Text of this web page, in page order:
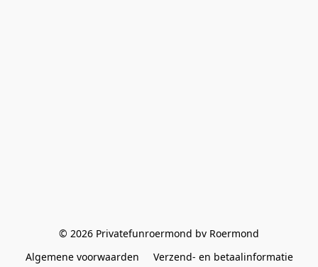
© 2026 Privatefunroermond bv Roermond
Algemene voorwaarden
Verzend- en betaalinformatie